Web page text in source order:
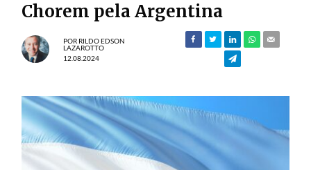
Chorem pela Argentina
POR RILDO EDSON
LAZAROTTO
12.08.2024